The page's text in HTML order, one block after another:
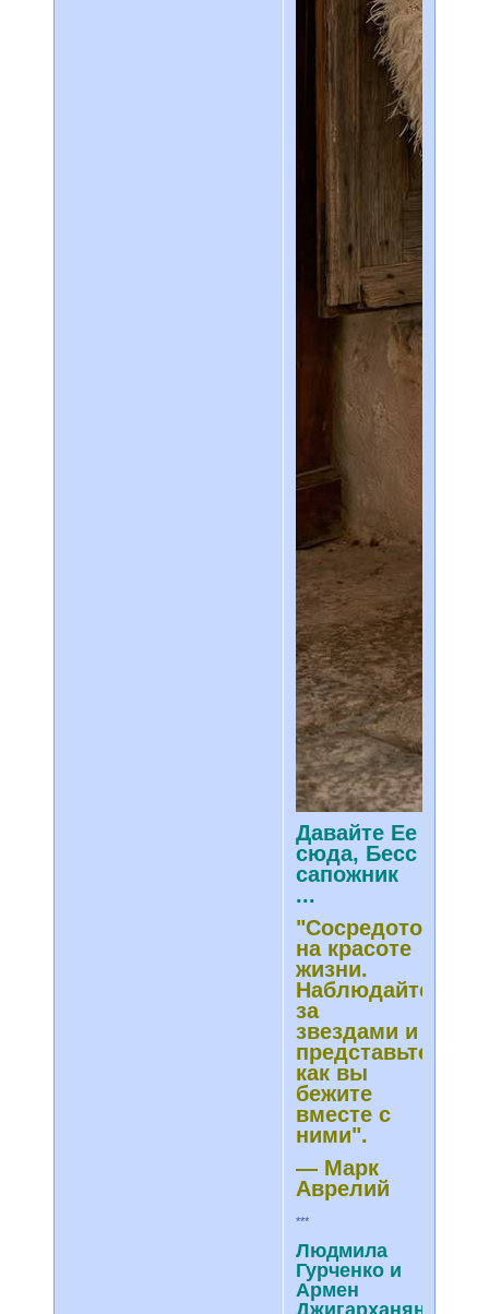
Давайте Ее
сюда, Бесс
сапожник
...
на красоте
жизни.
Наблюдайте
за
звездами и
представьте,
как вы
бежите
вместе с
ними".
— Марк
Аврелий
***
Людмила
Гурченко и
Армен